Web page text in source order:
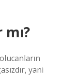
mı?
yani